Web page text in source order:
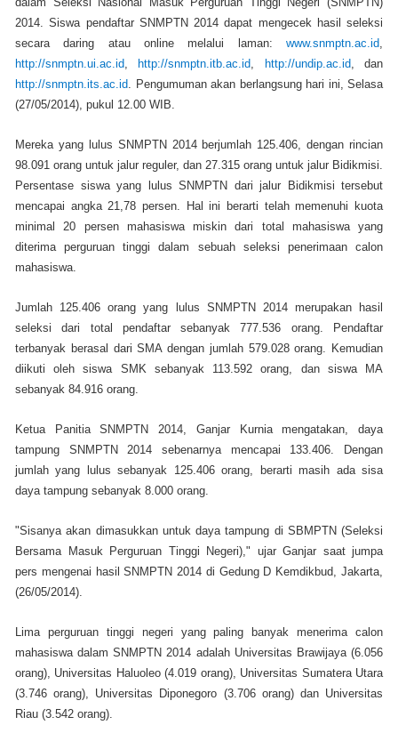
2014. Siswa pendaftar SNMPTN 2014 dapat mengecek hasil seleksi
secara daring atau online melalui laman: www.snmptn.ac.id
http://snmptn.ui.ac.id ,http://snmptn.itb.ac.id http://undip.ac.id, dan
http://snmptn.its.ac.id . Pengumuman akan berlangsung hari ini, Selasa
(27/05/2014), pukul 12.00 WIB.
Mereka yang lulus SNMPTN 2014 berjumlah 125.406, dengan rincian
98.091 orang untuk jalur reguler, dan 27.315 orang untuk jalur Bidikmisi.
Persentase siswa yang lulus SNMPTN dari jalur Bidikmisi tersebut
mencapai angka 21,78 persen. Hal ini berarti telah memenuhi kuota
minimal 20 persen mahasiswa miskin dari total mahasiswa yang
diterima perguruan tinggi dalam sebuah seleksi penerimaan calon
mahasiswa.
Jumlah 125.406 orang yang lulus SNMPTN 2014 merupakan hasil
seleksi dari total pendaftar sebanyak 777.536 orang. Pendaftar
terbanyak berasal dari SMA dengan jumlah 579.028 orang. Kemudian
diikuti oleh siswa SMK sebanyak 113.592 orang, dan siswa MA
sebanyak 84.916 orang.
Ketua Panitia SNMPTN 2014, Ganjar Kurnia mengatakan, daya
tampung SNMPTN 2014 sebenarnya mencapai 133.406. Dengan
jumlah yang lulus sebanyak 125.406 orang, berarti masih ada sisa
daya tampung sebanyak 8.000 orang.
"Sisanya akan dimasukkan untuk daya tampung di SBMPTN (Seleksi
Bersama Masuk Perguruan Tinggi Negeri)," ujar Ganjar saat jumpa
pers mengenai hasil SNMPTN 2014 di Gedung D Kemdikbud, Jakarta,
(26/05/2014).
Lima perguruan tinggi negeri yang paling banyak menerima calon
mahasiswa dalam SNMPTN 2014 adalah Universitas Brawijaya (6.056
orang), Universitas Haluoleo (4.019 orang), Universitas Sumatera Utara
(3.746 orang), Universitas Diponegoro (3.706 orang) dan Universitas
Riau (3.542 orang).